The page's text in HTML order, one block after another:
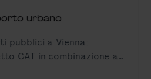
urbano
pubblici a Vienna:
CAT in combinazione a